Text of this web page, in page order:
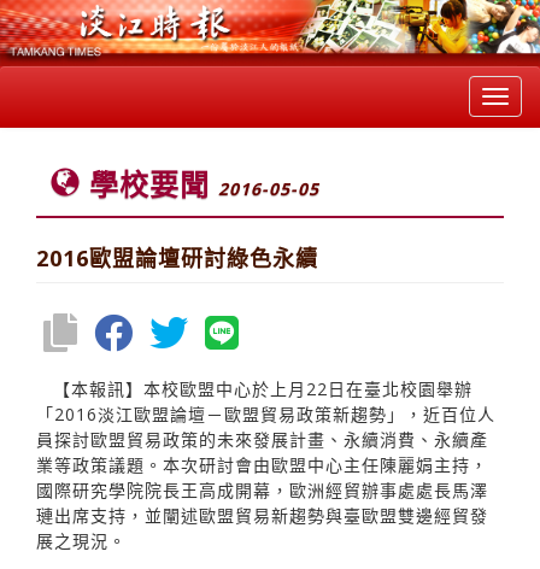
學校要聞 2016-05-05
2016歐盟論壇研討綠色永續
【本報訊】本校歐盟中心於上月22日在臺北校園舉辦
「2016淡江歐盟論壇－歐盟貿易政策新趨勢」，近百位人
員探討歐盟貿易政策的未來發展計畫、永續消費、永續產
業等政策議題。本次研討會由歐盟中心主任陳麗娟主持，
國際研究學院院長王高成開幕，歐洲經貿辦事處處長馬澤
璉出席支持，並闡述歐盟貿易新趨勢與臺歐盟雙邊經貿發
展之現況。